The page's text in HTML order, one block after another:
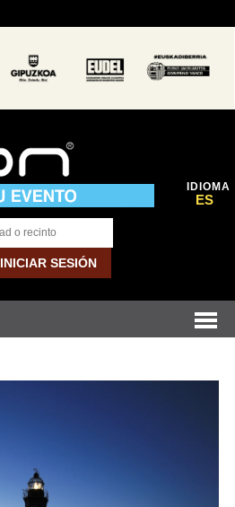
IDIOMA
ES
INICIAR SESIÓN